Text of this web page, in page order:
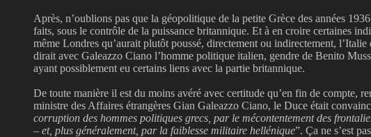
Après, n’oublions pas que la géopolitique de la petite Grèce des années
faits, sous le contrôle de la puissance britannique. Et à en croire certaines
même Londres qu’aurait plutôt poussé, directement ou indirectement,
dirait avec Galeazzo Ciano l’homme politique italien, gendre de Benito
ayant possiblement eu certains liens avec la partie britannique.
De toute manière il est du moins avéré avec certitude qu’en fin de compte,
ministre des Affaires étrangères Gian Galeazzo Ciano, le Duce était
corruption des hommes politiques grecs, par le mécontentement des
– et, plus généralement, par la faiblesse militaire hellénique”. Ça ne s’est